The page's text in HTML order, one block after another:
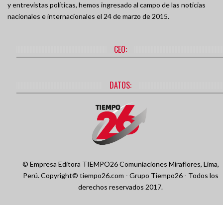
y entrevistas políticas, hemos ingresado al campo de las noticias
nacionales e internacionales el 24 de marzo de 2015.
CEO:
DATOS:
© Empresa Editora TIEMPO26 Comuniaciones Miraflores, Lima,
Perú.Copyright© tiempo26.com - Grupo Tiempo26 - Todos los
derechos reservados 2017.